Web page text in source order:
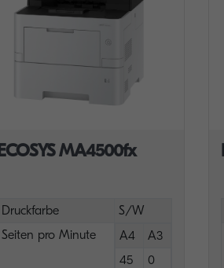
ECOSYS MA4500fx
Druckfarbe
S/W
Seiten pro Minute
A4
A3
45
0